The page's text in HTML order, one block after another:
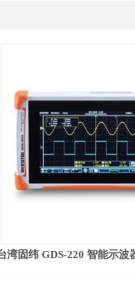
湾固纬 GDS-220 智能示波